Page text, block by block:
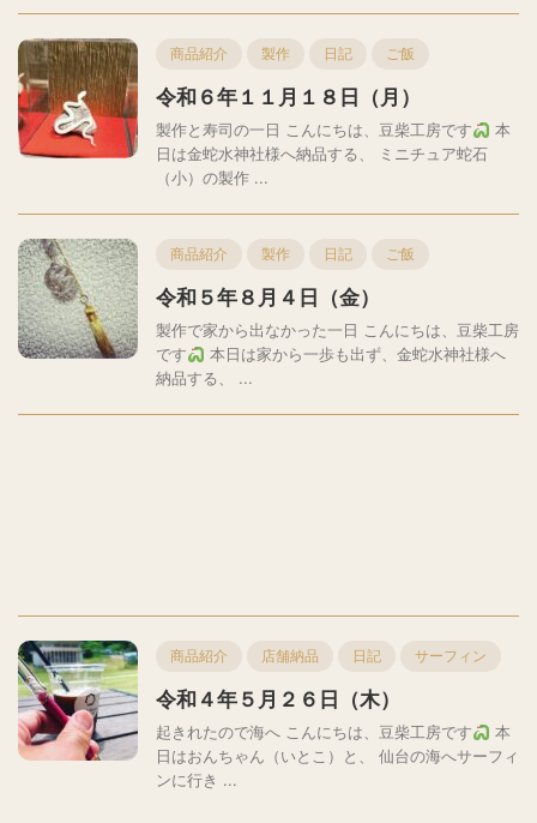
商品紹介 製作 日記 ご飯
令和６年１１月１８日（月）
製作と寿司の一日 こんにちは、豆柴工房です
本
日は金蛇水神社様へ納品する、 ミニチュア蛇石
（小）の製作 ...
商品紹介 製作 日記 ご飯
令和５年８月４日（金）
製作で家から出なかった一日 こんにちは、豆柴工房
です
本日は家から一歩も出ず、金蛇水神社様へ
納品する、 ...
商品紹介 店舗納品 日記 サーフィン
令和４年５月２６日（木）
起きれたので海へ こんにちは、豆柴工房です
本
日はおんちゃん（いとこ）と、 仙台の海へサーフィ
ンに行き ...